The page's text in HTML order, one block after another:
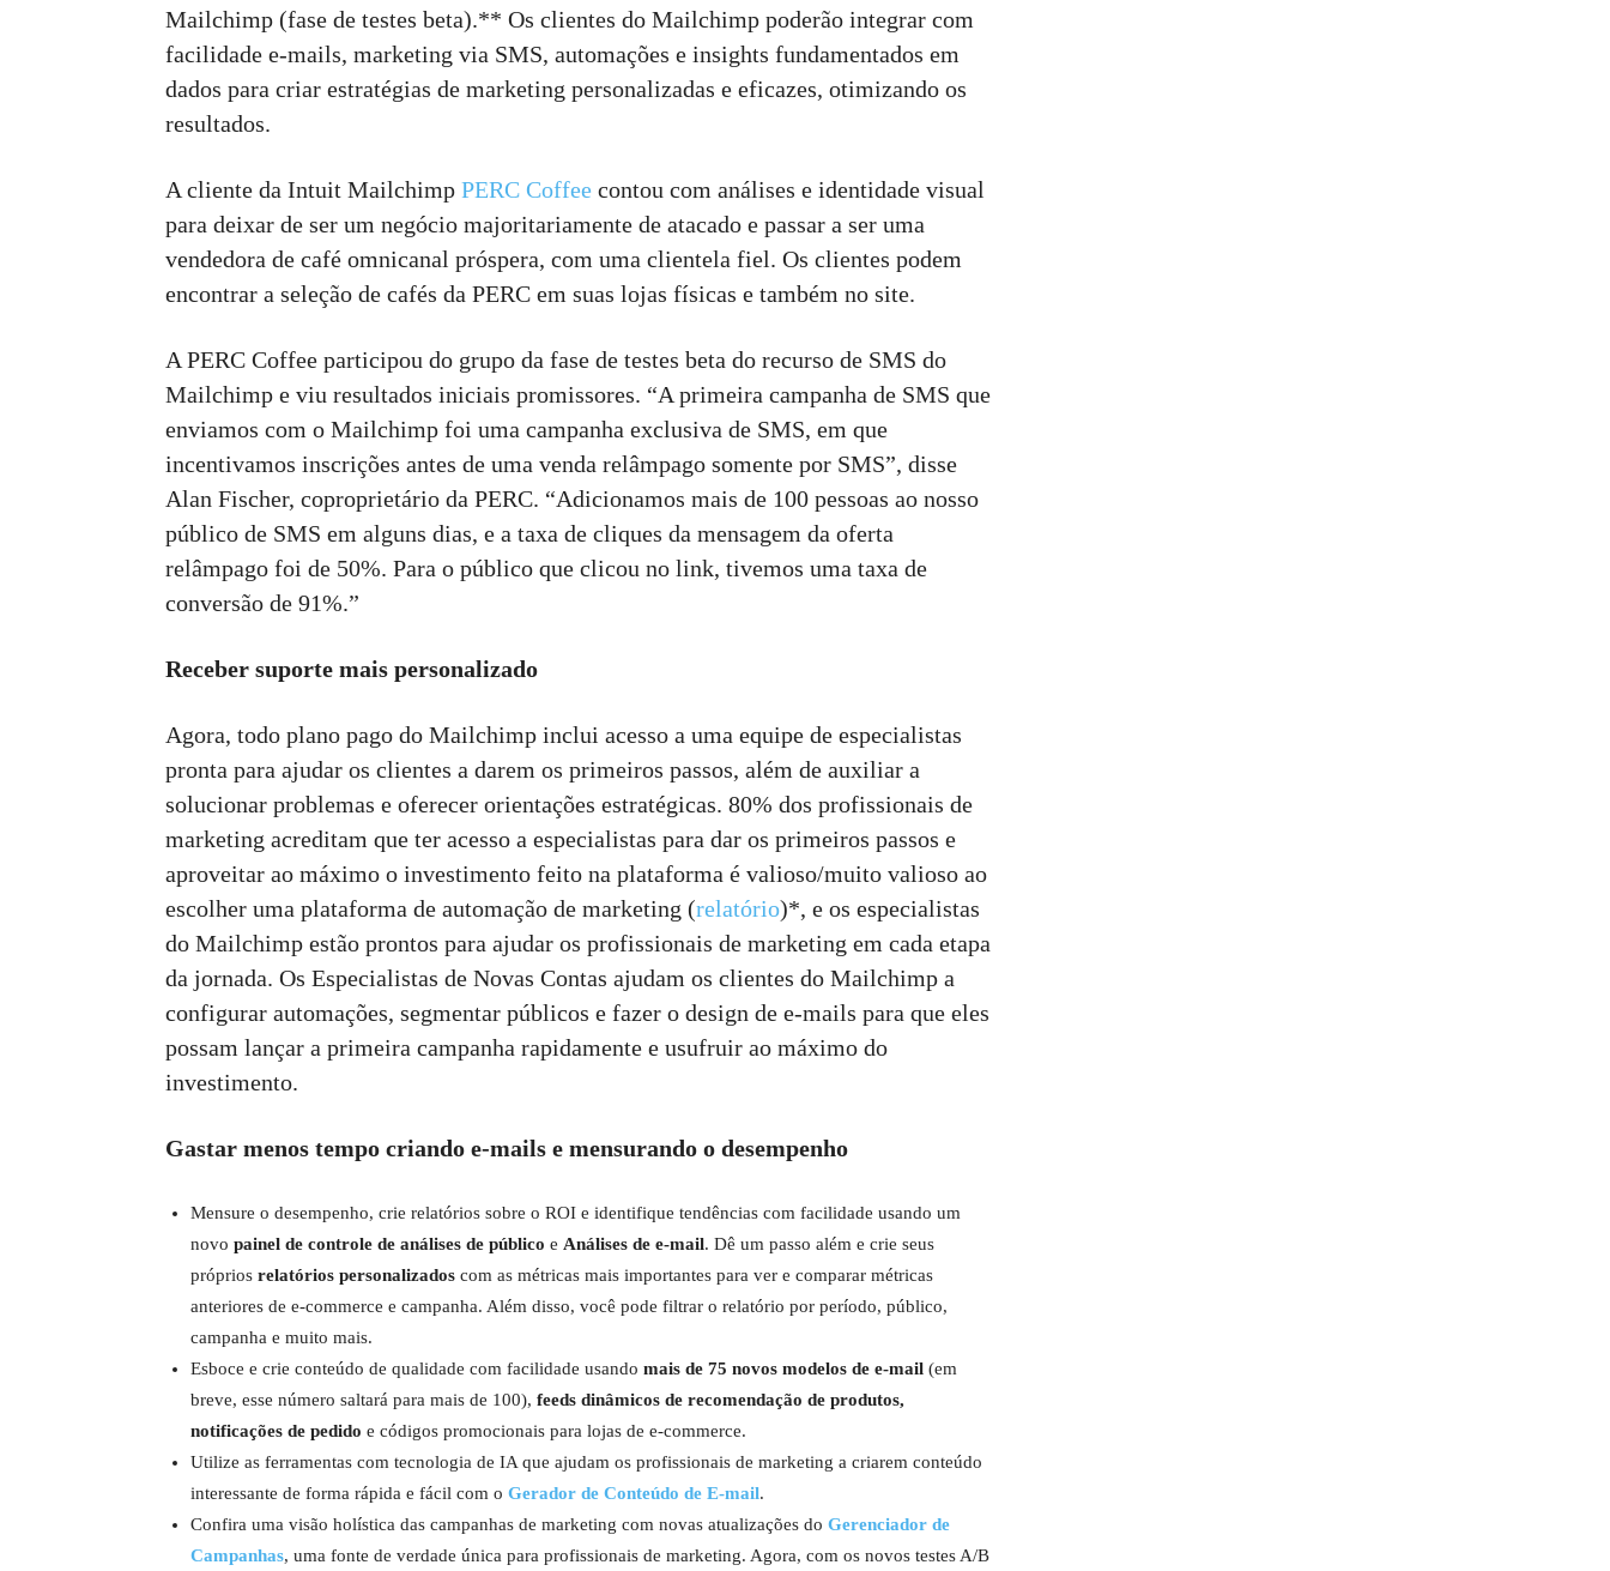
Mailchimp (fase de testes beta).** Os clientes do Mailchimp poderão integrar com
facilidade e-mails, marketing via SMS, automações e insights fundamentados em
dados para criar estratégias de marketing personalizadas e eficazes, otimizando os
resultados.
A cliente da Intuit Mailchimp PERC Coffee contou com análises e identidade visual
para deixar de ser um negócio majoritariamente de atacado e passar a ser uma
vendedora de café omnicanal próspera, com uma clientela fiel. Os clientes podem
encontrar a seleção de cafés da PERC em suas lojas físicas e também no site.
A PERC Coffee participou do grupo da fase de testes beta do recurso de SMS do
Mailchimp e viu resultados iniciais promissores. “A primeira campanha de SMS que
enviamos com o Mailchimp foi uma campanha exclusiva de SMS, em que
incentivamos inscrições antes de uma venda relâmpago somente por SMS”, disse
Alan Fischer, coproprietário da PERC. “Adicionamos mais de 100 pessoas ao nosso
público de SMS em alguns dias, e a taxa de cliques da mensagem da oferta
relâmpago foi de 50%. Para o público que clicou no link, tivemos uma taxa de
conversão de 91%.”
Receber suporte mais personalizado
Agora, todo plano pago do Mailchimp inclui acesso a uma equipe de especialistas
pronta para ajudar os clientes a darem os primeiros passos, além de auxiliar a
solucionar problemas e oferecer orientações estratégicas. 80% dos profissionais de
marketing acreditam que ter acesso a especialistas para dar os primeiros passos e
aproveitar ao máximo o investimento feito na plataforma é valioso/muito valioso ao
escolher uma plataforma de automação de marketing (relatório)*, e os especialistas
do Mailchimp estão prontos para ajudar os profissionais de marketing em cada etapa
da jornada. Os Especialistas de Novas Contas ajudam os clientes do Mailchimp a
configurar automações, segmentar públicos e fazer o design de e-mails para que eles
possam lançar a primeira campanha rapidamente e usufruir ao máximo do
investimento.
Gastar menos tempo criando e-mails e mensurando o desempenho
Mensure o desempenho, crie relatórios sobre o ROI e identifique tendências com facilidade usando um
novo painel de controle de análises de público e Análises de e-mail. Dê um passo além e crie seus
próprios relatórios personalizados com as métricas mais importantes para ver e comparar métricas
anteriores de e-commerce e campanha. Além disso, você pode filtrar o relatório por período, público,
campanha e muito mais.
Esboce e crie conteúdo de qualidade com facilidade usando mais de 75 novos modelos de e-mail (em
breve, esse número saltará para mais de 100), feeds dinâmicos de recomendação de produtos,
notificações de pedido e códigos promocionais para lojas de e-commerce.
Utilize as ferramentas com tecnologia de IA que ajudam os profissionais de marketing a criarem conteúdo
interessante de forma rápida e fácil com o Gerador de Conteúdo de E-mail.
Confira uma visão holística das campanhas de marketing com novas atualizações do Gerenciador de
Campanhas, uma fonte de verdade única para profissionais de marketing. Agora, com os novos testes A/B